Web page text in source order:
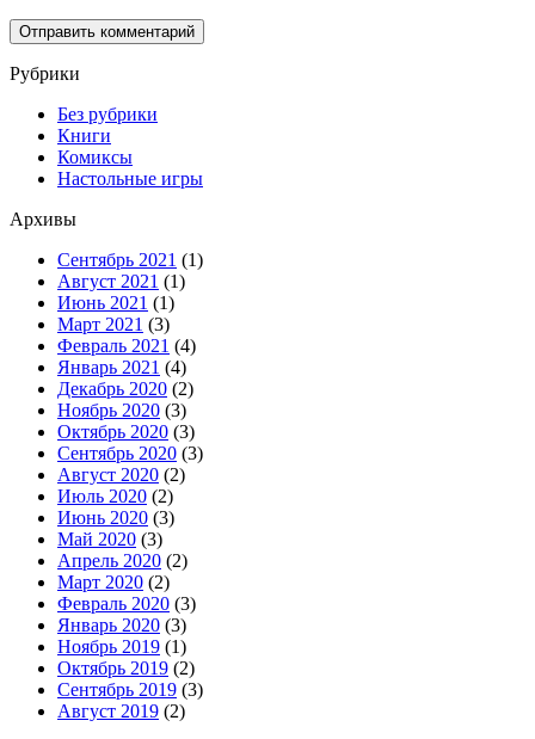
Рубрики
Без рубрики
Книги
Комиксы
Настольные игры
Архивы
Сентябрь 2021 (1)
Август 2021 (1)
Июнь 2021 (1)
Март 2021 (3)
Февраль 2021 (4)
Январь 2021 (4)
Декабрь 2020 (2)
Ноябрь 2020 (3)
Октябрь 2020 (3)
Сентябрь 2020 (3)
Август 2020 (2)
Июль 2020 (2)
Июнь 2020 (3)
Май 2020 (3)
Апрель 2020 (2)
Март 2020 (2)
Февраль 2020 (3)
Январь 2020 (3)
Ноябрь 2019 (1)
Октябрь 2019 (2)
Сентябрь 2019 (3)
Август 2019 (2)